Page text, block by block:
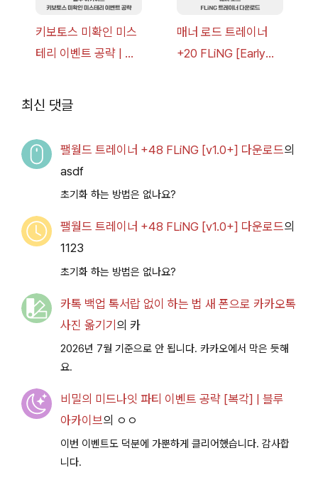
키보토스 미확인 미스
테리 이벤트 공략 | 블
매너 로드 트레이너
+20 FLiNG [Early
최신 댓글
팰월드 트레이너 +48 FLiNG [v1.0+] 다운로드의
asdf
초기화 하는 방법은 없나요?
팰월드 트레이너 +48 FLiNG [v1.0+] 다운로드의
1123
초기화 하는 방법은 없나요?
카톡 백업 톡서랍 없이 하는 법 새 폰으로 카카오톡
사진 옮기기 의 카
2026년 7월 기준으로 안 됩니다. 카카오에서 막은 듯해
요.
비밀의 미드나잇 파티 이벤트 공략 [복각] | 블루
아카이브의 ㅇㅇ
이번 이벤트도 덕분에 가뿐하게 클리어했습니다. 감사합
니다.